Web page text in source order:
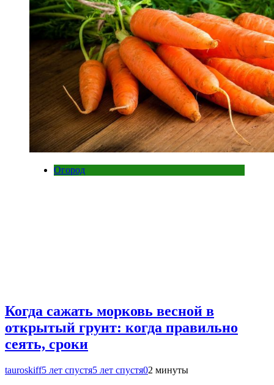
Огород
Когда сажать морковь весной в
открытый грунт: когда правильно
сеять, сроки
tauroskiff5 лет спустя5 лет спустя02 минуты